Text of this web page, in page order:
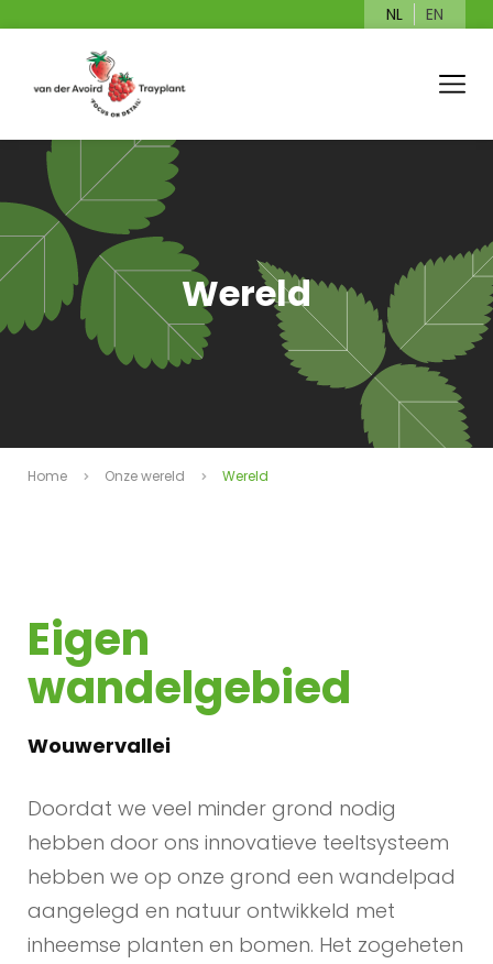
NL EN
Wereld
Home Onze wereld Wereld
Eigen
wandelgebied
Wouwervallei
Doordat we veel minder grond nodig
hebben door ons innovatieve teeltsysteem
hebben we op onze grond een wandelpad
aangelegd en natuur ontwikkeld met
inheemse planten en bomen. Het zogeheten